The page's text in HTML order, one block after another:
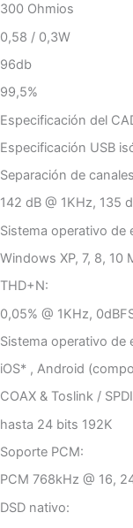
300 Ohmios
0,58 / 0,3W
96db
99,5%
Especificación del
Especificación USB
Separación de
142 dB @ 1KHz, 135
Sistema operativo de
Windows XP, 7, 8, 10
THD+N:
0,05% @ 1KHz,
Sistema operativo de
iOS* , Android
COAX & Toslink /
hasta 24 bits 192K
Soporte PCM:
PCM 768kHz @ 16,
DSD nativo: